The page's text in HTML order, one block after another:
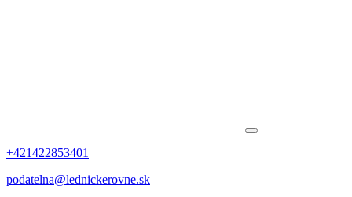
+421422853401
podatelna@lednickerovne.sk